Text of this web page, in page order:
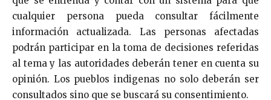
cualquier persona pueda consultar fácilmente
información actualizada. Las personas afectadas
podrán participar en la toma de decisiones referidas
al tema y las autoridades deberán tener en cuenta su
opinión. Los pueblos indigenas no solo deberán ser
consultados sino que se buscará su consentimiento.